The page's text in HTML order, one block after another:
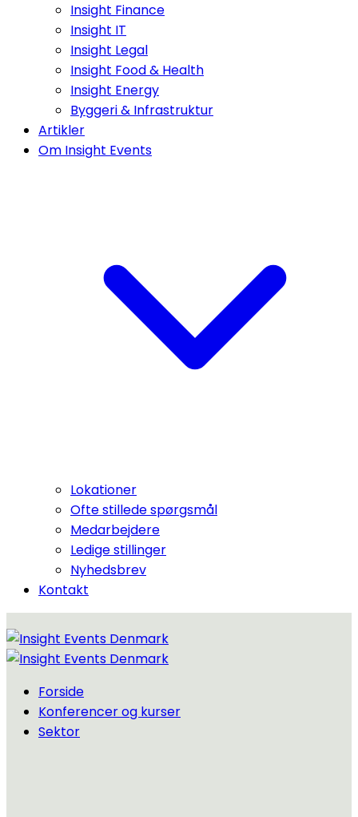
Insight Finance
Insight IT
Insight Legal
Insight Food & Health
Insight Energy
Byggeri & Infrastruktur
Artikler
Om Insight Events
Lokationer
Ofte stillede spørgsmål
Medarbejdere
Ledige stillinger
Nyhedsbrev
Kontakt
Forside
Konferencer og kurser
Sektor